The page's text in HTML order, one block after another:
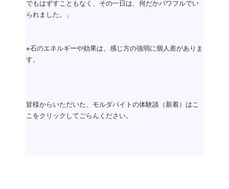
でもはずすこともなく、その一日は、何だかパワフルでい
られました。」
※石のエネルギーや効果は、感じ方の強弱に個人差がありま
す。
皆様からいただいた、モルダバイトの体験談（新着）はこ
こをクリックしてごらんください。